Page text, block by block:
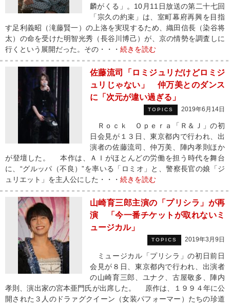
麟がくる」。10月11日放送の第二十七回
「宗久の約束」は、室町幕府再興を目指
す足利義昭（滝藤賢一）の上洛を実現するため、織田信長（染谷将
太）の命を受けた明智光秀（長谷川博己）が、京の情勢を調査しに
行くという展開だった。その・・・ 続きを読む
佐藤流司「ロミジュリだけどロミジ
ュリじゃない」 仲万美とのダンス
に「次元が違い過ぎる」
TOPICS 2019年6月14日
Ｒｏｃｋ Ｏｐｅｒａ「Ｒ＆Ｊ」の初
日会見が１３日、東京都内で行われ、出
演者の佐藤流司、仲万美、陣内孝則ほか
が登壇した。 本作は、ＡＩがほとんどの労働を担う時代を舞台
に、“グルッパ（不良）”を率いる「ロミオ」と、警察長官の娘「ジ
ュリエット」を主人公にした・・・ 続きを読む
山崎育三郎主演の「プリシラ」が再
演 「今一番チケットが取れないミ
ュージカル」
TOPICS 2019年3月9日
ミュージカル「プリシラ」の初日前日
会見が８日、東京都内で行われ、出演者
の山崎育三郎、ユナク、古屋敬多、陣内
孝則、演出家の宮本亜門氏が出席した。 原作は、１９９４年に公
開された３人のドラァグクイーン（女装パフォーマー）たちの珍道